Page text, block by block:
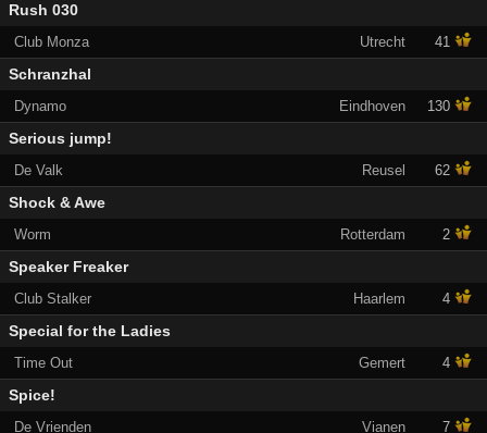
Rush 030
Club Monza Utrecht 41
Schranzhal
Dynamo Eindhoven 130
Serious jump!
De Valk Reusel 62
Shock & Awe
Worm Rotterdam 2
Speaker Freaker
Club Stalker Haarlem 4
Special for the Ladies
Time Out Gemert 4
Spice!
De Vrienden Vianen 7